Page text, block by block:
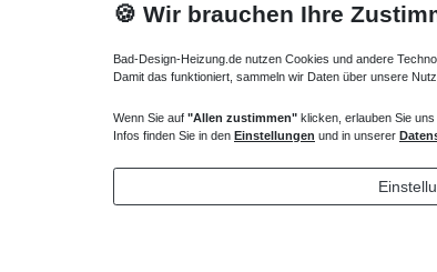
Duschsäule mit Einhebelmischer
405,30 € *
🍪 Wir brauchen Ihre
Bad-Design-Heizung.de nutzen Cookies und andere
Damit das funktioniert, sammeln wir Daten über unsere
Wenn Sie auf "Allen zustimmen" klicken, erlauben Sie
Infos finden Sie in den Einstellungen und in unserer